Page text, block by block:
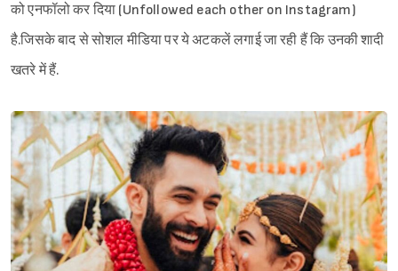
को एनफॉलो कर दिया (Unfollowed each other on Instagram)
है.जिसके बाद से सोशल मीडिया पर ये अटकलें लगाई जा रही हैं कि उनकी शादी
खतरे में हैं.